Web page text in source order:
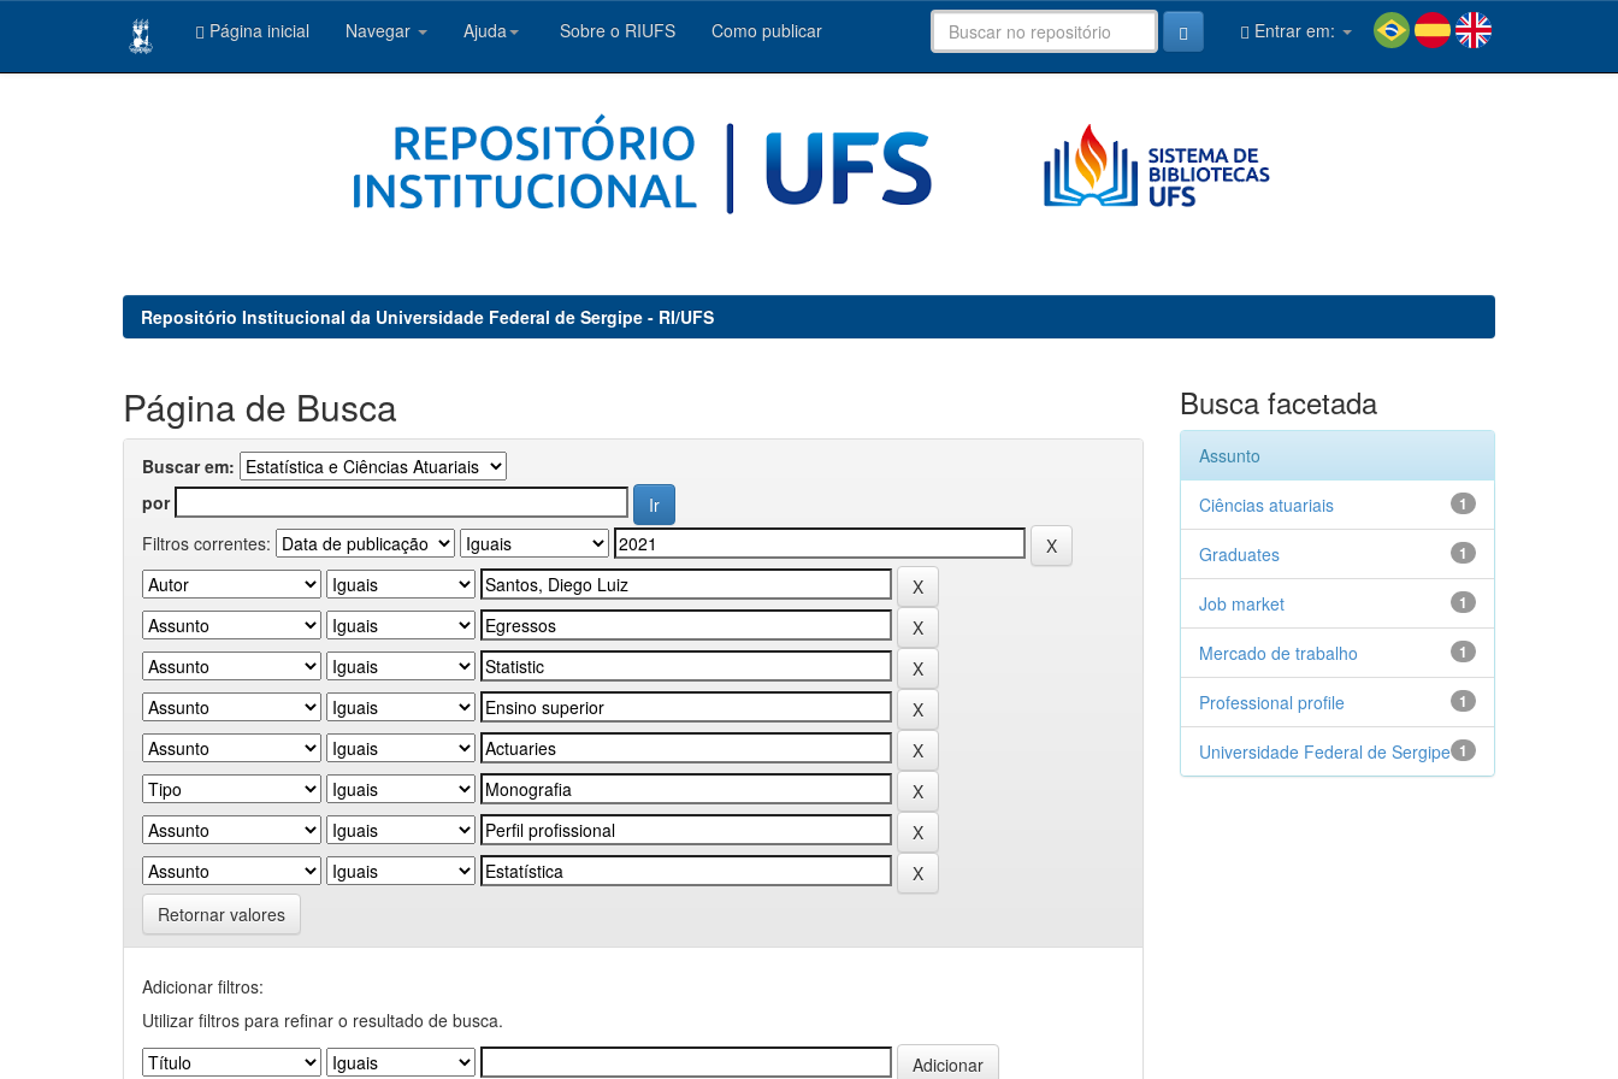
Página inicial Navegar Ajuda Sobre o RIUFS Como publicar Entrar em:
Repositório Institucional da Universidade Federal de Sergipe - RI/UFS
Página de Busca
Buscar em:
por
Filtros correntes:
Retornar valores
Adicionar filtros:
Utilizar filtros para refinar o resultado de busca.
Busca facetada
Assunto
1
Ciências atuariais
1
Graduates
1
Job market
1
Mercado de trabalho
1
Professional profile
1
Universidade Federal de Sergipe